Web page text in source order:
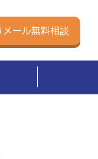
メール無料相談